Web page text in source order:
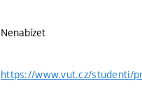
Nenabízet
https://www.vut.cz/studenti/